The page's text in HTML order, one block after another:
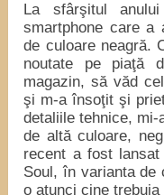
La sfârşitul
smartphone care a
de culoare neagră.
noutate pe piaţă
magazin, să văd
şi m-a însoţit şi
detaliile tehnice,
de altă culoare,
recent a fost
Soul, în varianta de
o atunci cine trebuia